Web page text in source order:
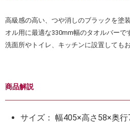
高級感の高い、つや消しのブラックを塗
オル用に最適な330mm幅のタオルバーで
洗面所やトイレ、キッチンに設置しても
商品解説
サイズ： 幅405×高さ58×奥行